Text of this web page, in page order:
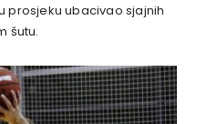
prosjeku ubacivao sjajnih
šutu.